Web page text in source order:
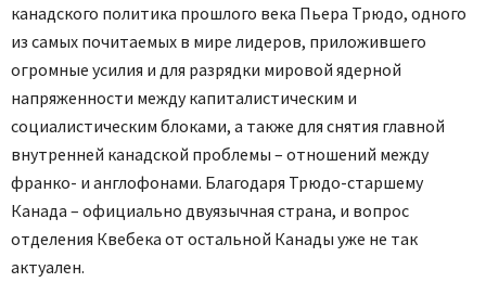
канадского политика прошлого века Пьера Трюдо, одного
из самых почитаемых в мире лидеров, приложившего
огромные усилия и для разрядки мировой ядерной
напряженности между капиталистическим и
социалистическим блоками, а также для снятия главной
внутренней канадской проблемы – отношений между
франко- и англофонами. Благодаря Трюдо-старшему
Канада – официально двуязычная страна, и вопрос
отделения Квебека от остальной Канады уже не так
актуален.